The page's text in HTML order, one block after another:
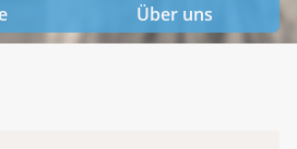
Über uns